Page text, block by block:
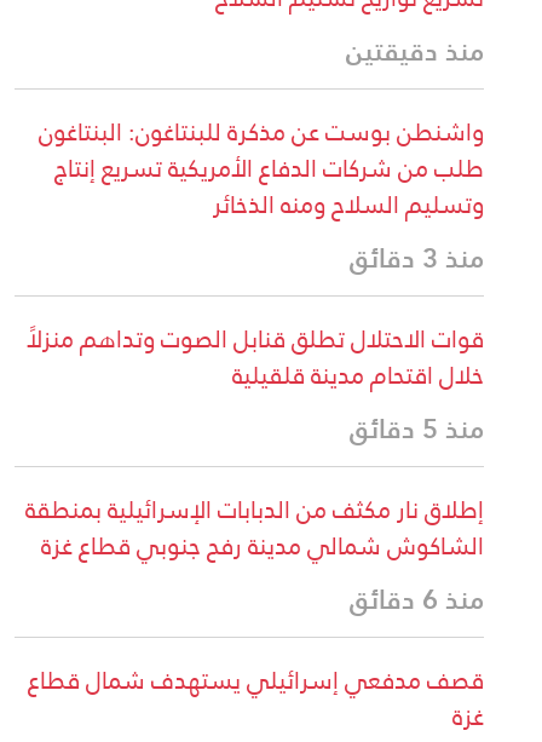
منذ دقيقتين
واشنطن بوست عن مذكرة للبنتاغون: البنتاغون
طلب من شركات الدفاع الأمريكية تسريع إنتاج
وتسليم السلاح ومنه الذخائر
منذ 3 دقائق
قوات الاحتلال تطلق قنابل الصوت وتداهم منزلاً
خلال اقتحام مدينة قلقيلية
منذ 5 دقائق
إطلاق نار مكثف من الدبابات الإسرائيلية بمنطقة
الشاكوش شمالي مدينة رفح جنوبي قطاع غزة
منذ 6 دقائق
قصف مدفعي إسرائيلي يستهدف شمال قطاع
غزة